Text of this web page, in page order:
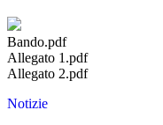
Bando.pdf
Allegato 1.pdf
Allegato 2.pdf
Notizie